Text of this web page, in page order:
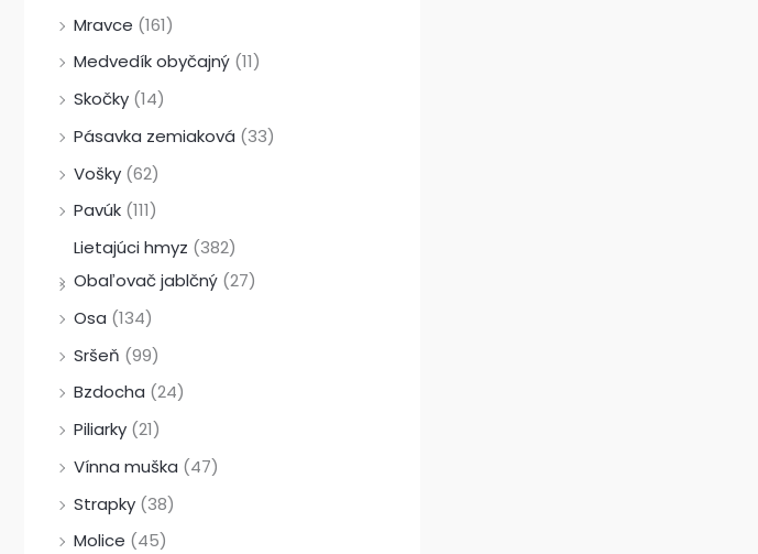
Mravce (161)
Medvedík obyčajný (11)
Skočky (14)
Pásavka zemiaková (33)
Vošky (62)
Pavúk (111)
Lietajúci hmyz (382)
Obaľovač jablčný (27)
Osa (134)
Sršeň (99)
Bzdocha (24)
Piliarky (21)
Vínna muška (47)
Strapky (38)
Molice (45)